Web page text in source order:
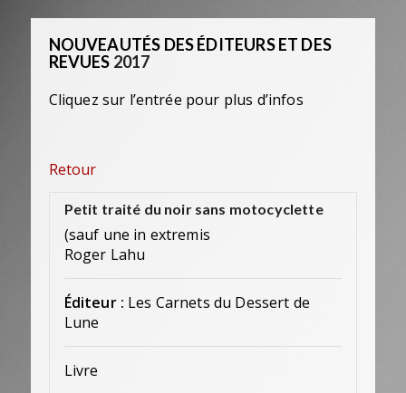
NOUVEAUTÉS DES ÉDITEURS ET DES
REVUES 2017
Cliquez sur l’entrée pour plus d’infos
Retour
Petit traité du noir sans motocyclette
(sauf une in extremis
Roger Lahu
Éditeur : Les Carnets du Dessert de
Lune
Livre